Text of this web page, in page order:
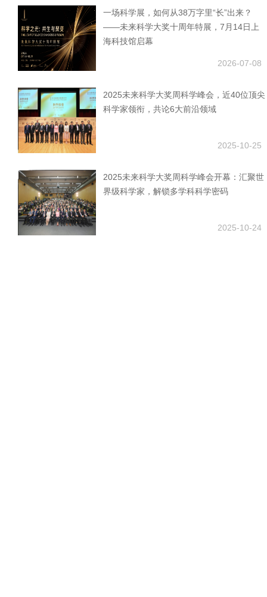
一场科学展，如何从38万字里“长”出来？
——未来科学大奖十周年特展，7月14日上
海科技馆启幕
2026-07-08
2025未来科学大奖周科学峰会，近40位顶尖
科学家领衔，共论6大前沿领域
2025-10-25
2025未来科学大奖周科学峰会开幕：汇聚世
界级科学家，解锁多学科科学密码
2025-10-24